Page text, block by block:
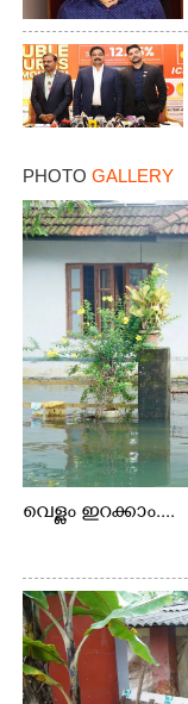
PHOTO GALLERY
വെള്ളം ഇറക്കാം....